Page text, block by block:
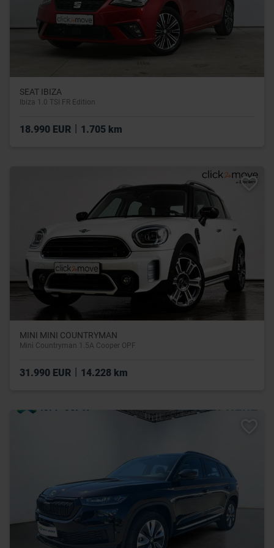
SEAT IBIZA
Ibiza 1.0 TSI FR Edition
18.990 EUR 1.705 km
MINI MINI COUNTRYMAN
Mini Countryman 1.5A Cooper OPF
31.990 EUR | 14.228 km